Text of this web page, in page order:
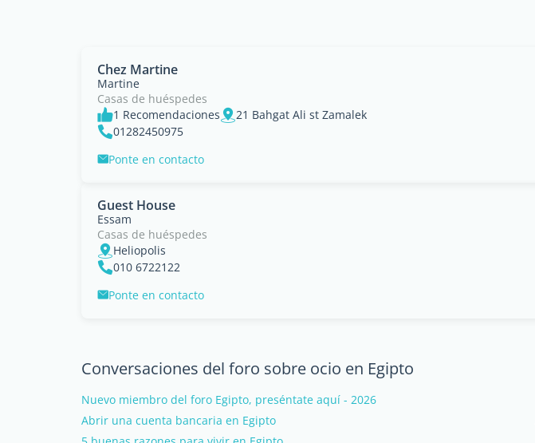
Chez Martine
Martine
Casas de huéspedes
1 Recomendaciones
21 Bahgat Ali st Zamalek
01282450975
Ponte en contacto
Guest House
Essam
Casas de huéspedes
Heliopolis
010 6722122
Ponte en contacto
Conversaciones del foro sobre ocio en Egipto
Nuevo miembro del foro Egipto, preséntate aquí - 2026
Abrir una cuenta bancaria en Egipto